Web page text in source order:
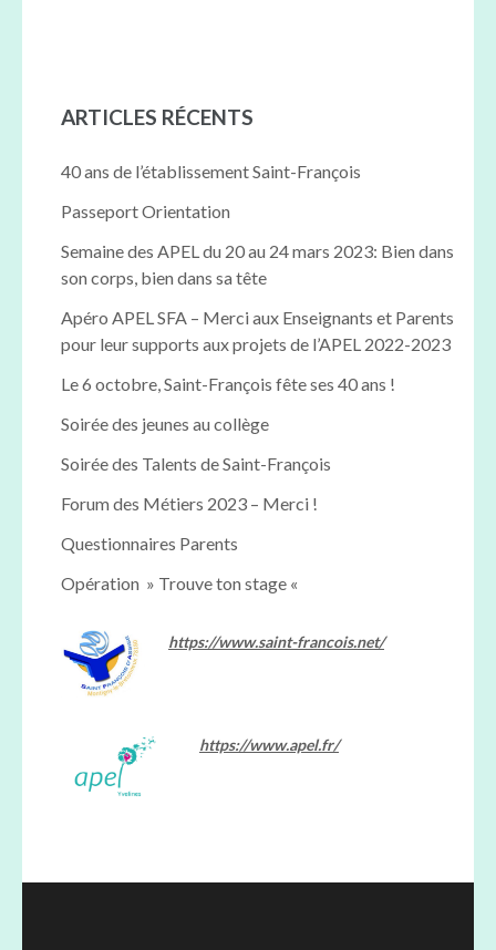
ARTICLES RÉCENTS
40 ans de l’établissement Saint-François
Passeport Orientation
Semaine des APEL du 20 au 24 mars 2023: Bien dans
son corps, bien dans sa tête
Apéro APEL SFA – Merci aux Enseignants et Parents
pour leur supports aux projets de l’APEL 2022-2023
Le 6 octobre, Saint-François fête ses 40 ans !
Soirée des jeunes au collège
Soirée des Talents de Saint-François
Forum des Métiers 2023 – Merci !
Questionnaires Parents
Opération » Trouve ton stage «
https://www.saint-francois.net/
https://www.apel.fr/